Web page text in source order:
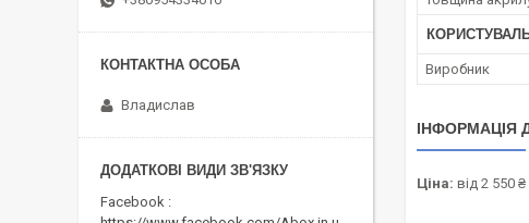
Виробник
ІНФОРМАЦІЯ
Ціна: від 2 550 ₴
Владислав
Facebook